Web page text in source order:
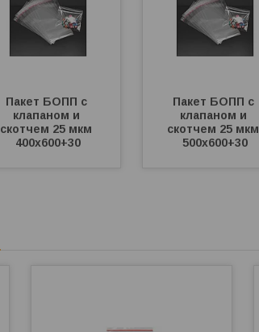
Пакет БОПП с
клапаном и
скотчем 25 мкм
400х600+30
Пакет БОПП с
клапаном и
скотчем 25 мкм
500х600+30